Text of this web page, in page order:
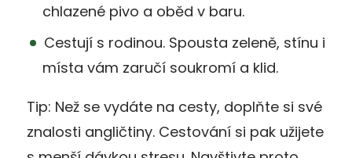
chlazené pivo a oběd v baru.
Cestují s rodinou. Spousta zeleně, stínu i
místa vám zaručí soukromí a klid.
Tip: Než se vydáte na cesty, doplňte si své
znalosti angličtiny. Cestování si pak užijete